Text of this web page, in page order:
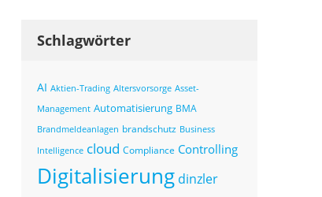
Schlagwörter
AI Aktien-Trading Altersvorsorge Asset-
Management Automatisierung BMA
Brandmeldeanlagen brandschutz Business
Intelligence cloud Compliance Controlling
Digitalisierung dinzler